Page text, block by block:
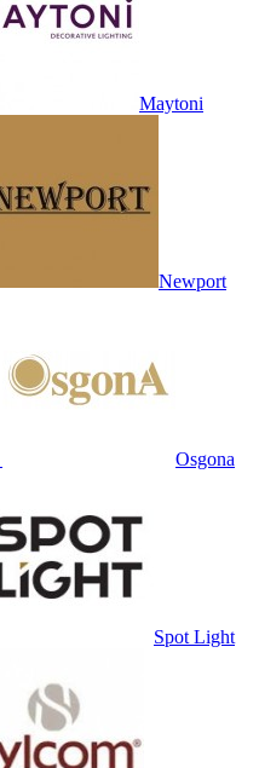
Maytoni
Newport
Osgona
Spot Light